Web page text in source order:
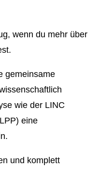
wenn du mehr über
gemeinsame
wie der LINC
eine
und komplett